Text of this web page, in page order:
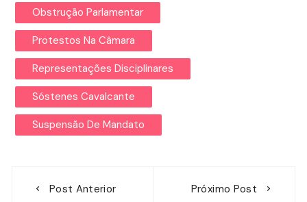
Obstrução Parlamentar
Protestos Na Câmara
Representações Disciplinares
Sóstenes Cavalcante
Suspensão De Mandato
Post Anterior Próximo Post